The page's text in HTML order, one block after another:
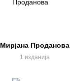
Мирјана Проданова
1 изданија